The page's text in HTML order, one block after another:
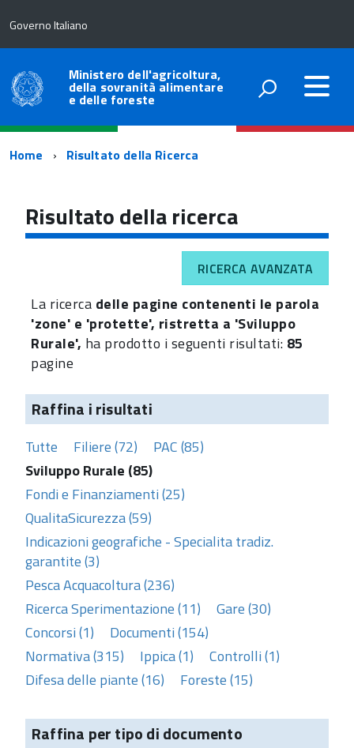
Governo Italiano
Ministero dell'agricoltura,
della sovranità alimentare
e delle foreste
Percorso
navigazione
Home Risultato della Ricerca
Risultato della ricerca
RICERCA AVANZATA
La ricerca delle pagine contenenti le parola
'zone' e 'protette', ristretta a 'Sviluppo
Rurale', ha prodotto i seguenti risultati: 85
pagine
Raffina i risultati
Tutte Filiere (72)
PAC (85)
Sviluppo Rurale (85)
Fondi e Finanziamenti (25)
QualitaSicurezza (59)
Indicazioni geografiche - Specialita tradiz.
garantite (3)
Pesca Acquacoltura (236)
Ricerca Sperimentazione (11)
Gare (30)
Concorsi (1)
Documenti (154)
Normativa (315)
Ippica (1)
Controlli (1)
Difesa delle piante (16)
Foreste (15)
Raffina per tipo di documento